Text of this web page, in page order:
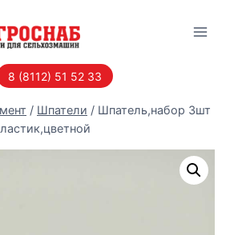
8 (8112) 51 52 33
/ Шпатели / Шпатель,набор 3шт